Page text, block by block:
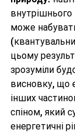
може
цьому
зрозуміли
висновку, що
інших
спіном, який
енергетичні